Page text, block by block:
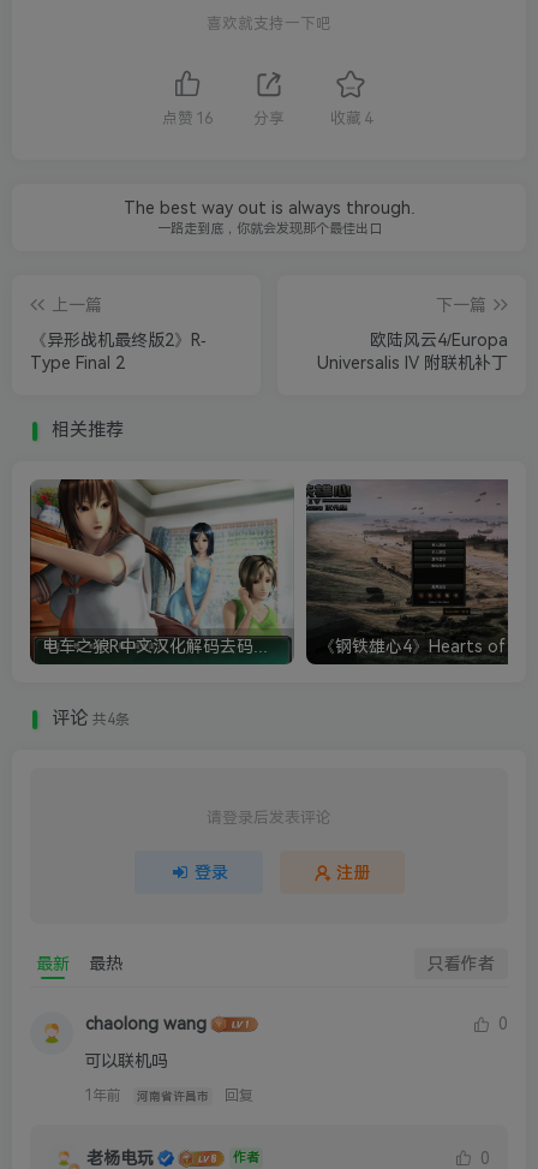
喜欢就支持一下吧
点赞 16 分享 收藏 4
The best way out is always through.
一路走到底，你就会发现那个最佳出口
上一篇
《异形战机最终版2》R-
Type Final 2
下一篇
欧陆风云4/Europa
Universalis IV 附联机补丁
相关推荐
电车之狼R中文汉化解码去码硬盘完整破解版+MOD特典+全CG存档+攻略|修复卡顿
评论 共4条
请登录后发表评论
登录 注册
最新 最热 只看作者
chaolong wang
0
可以联机吗
1年前 河南省许昌市 回复
老杨电玩 作者 0